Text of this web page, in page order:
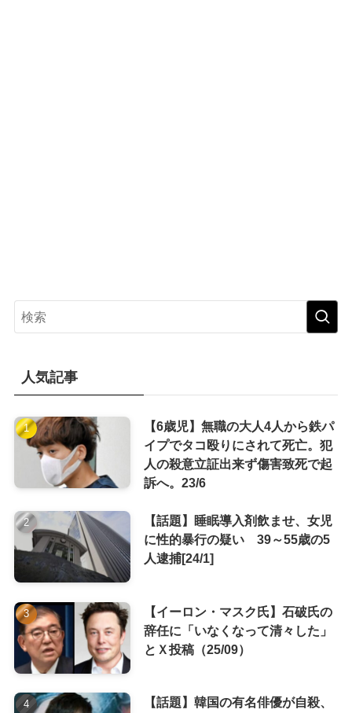
人気記事
【6歳児】無職の大人4人から鉄パ
イプでタコ殴りにされて死亡。犯
人の殺意立証出来ず傷害致死で起
訴へ。23/6
【話題】睡眠導入剤飲ませ、女児
に性的暴行の疑い 39～55歳の5
人逮捕[24/1]
【イーロン・マスク氏】石破氏の
辞任に「いなくなって清々した」
とＸ投稿（25/09）
【話題】韓国の有名俳優が自殺、